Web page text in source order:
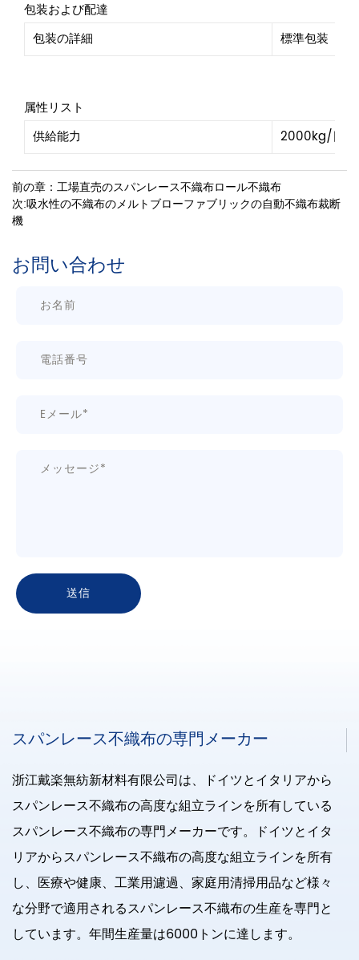
包装および配達
包装の詳細
標準包装
属性リスト
供給能力
2000kg/日
前の章：工場直売のスパンレース不織布ロール不織布
次:吸水性の不織布のメルトブローファブリックの自動不織布裁断
機
お問い合わせ
スパンレース不織布の専門メーカー
浙江戴楽無紡新材料有限公司は、ドイツとイタリアから
スパンレース不織布の高度な組立ラインを所有している
スパンレース不織布の専門メーカーです。ドイツとイタ
リアからスパンレース不織布の高度な組立ラインを所有
し、医療や健康、工業用濾過、家庭用清掃用品など様々
な分野で適用されるスパンレース不織布の生産を専門と
しています。年間生産量は6000トンに達します。